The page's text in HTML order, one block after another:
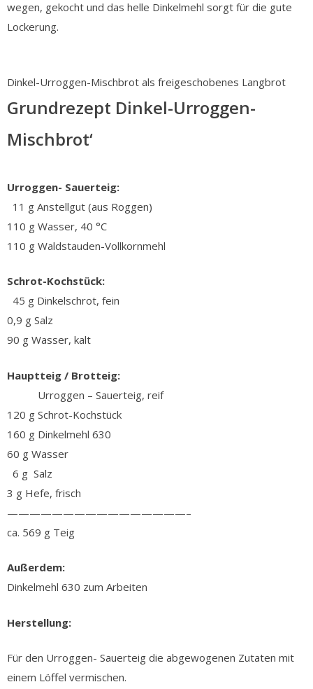
wegen, gekocht und das helle Dinkelmehl sorgt für die gute
Lockerung.
Dinkel-Urroggen-Mischbrot als freigeschobenes Langbrot
Grundrezept Dinkel-Urroggen-
Mischbrot‘
Urroggen- Sauerteig:
11 g Anstellgut (aus Roggen)
110 g Wasser, 40 °C
110 g Waldstauden-Vollkornmehl
Schrot-Kochstück:
45 g Dinkelschrot, fein
0,9 g Salz
90 g Wasser, kalt
Hauptteig / Brotteig:
Urroggen – Sauerteig, reif
120 g Schrot-Kochstück
160 g Dinkelmehl 630
60 g Wasser
6 g Salz
3 g Hefe, frisch
————————————————–
ca. 569 g Teig
Außerdem:
Dinkelmehl 630 zum Arbeiten
Herstellung:
Für den Urroggen- Sauerteig die abgewogenen Zutaten mit
einem Löffel vermischen.